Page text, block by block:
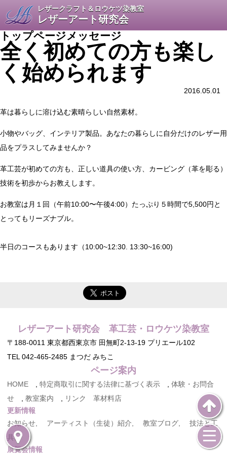
レザークラフト＆ロウケツ染教室
レザーアート研究会
トップページメッセージ
全く初めての方も楽し
く始められます
2016.05.01
革は暮らしに溶け込む素晴らしい自然素材。
小物やバッグ、インテリア製品。あなたの暮らしに自分だけのレザー用
品をプラスしてみませんか？
革工芸が初めての方も、正しい道具の使い方、カービング（革を彫る）
技術を初歩からお教えします。
お教室は月１回（午前10:00〜午後4:00）たっぷり５時間で5,500円と
とってもリーズナブル。
半日のコースもあります（10:00~12:30. 13:30~16:00)
レザーアート研究会 革工芸・ロウケツ染教室
〒188-0011 東京都西東京市 田無町2-13-19 プリエール102
TEL 042-465-2485 まつだ みちこ
ページ案内
HOME 特定商取引に関する法律に基づく表示
体験・お問合
せ
教室案内
リンク 革材料店
更新情報
お知らせ,
アーティスト（生徒）紹介, 教室ブログ,
技法と工
具,
展覧会情報